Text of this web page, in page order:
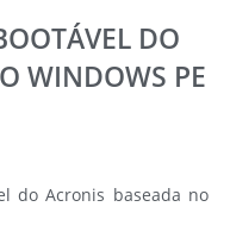
DO
WINDOWS PE
do Acronis baseada no